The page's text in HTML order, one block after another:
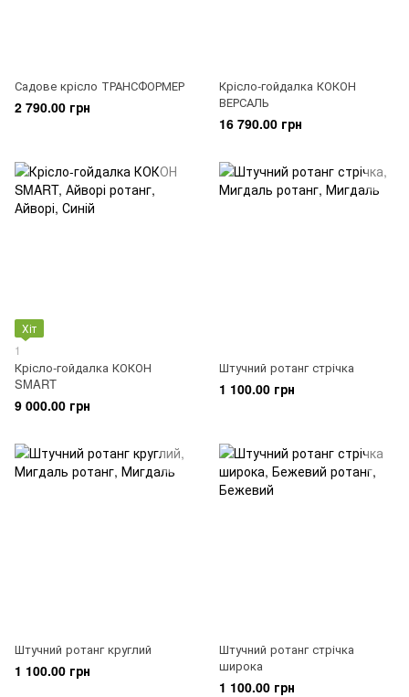
Садове крісло ТРАНСФОРМЕР
2 790.00 грн
Крісло-гойдалка КОКОН
ВЕРСАЛЬ
16 790.00 грн
Хіт
1
Крісло-гойдалка КОКОН
SMART
9 000.00 грн
Штучний ротанг стрічка
1 100.00 грн
Штучний ротанг круглий
1 100.00 грн
Штучний ротанг стрічка
широка
1 100.00 грн